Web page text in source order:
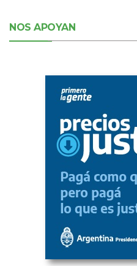
NOS APOYAN